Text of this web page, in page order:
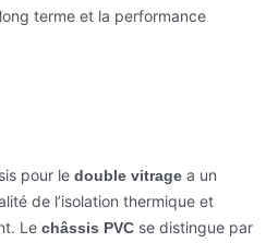
terme et la performance
pour le double vitrage a un
de l’isolation thermique et
Le châssis PVC se distingue par